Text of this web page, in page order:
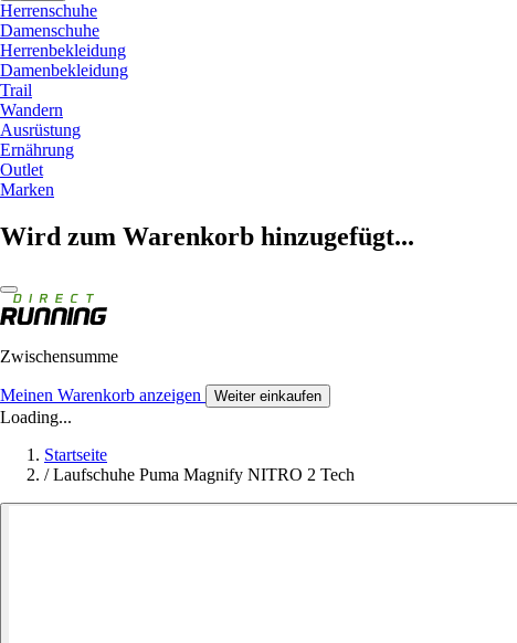
Herrenschuhe
Damenschuhe
Herrenbekleidung
Damenbekleidung
Trail
Wandern
Ausrüstung
Ernährung
Outlet
Marken
Wird zum Warenkorb hinzugefügt...
Zwischensumme
Meinen Warenkorb anzeigen Weiter einkaufen
Loading...
Startseite
/ Laufschuhe Puma Magnify NITRO 2 Tech